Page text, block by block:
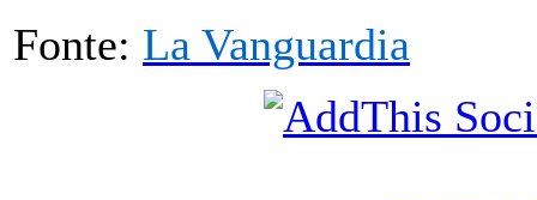
Fonte: La Vanguardia